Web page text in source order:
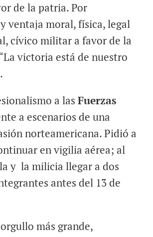
de la patria. Por
ventaja moral, física, legal
cívico militar a favor de la
victoria está de nuestro
a las Fuerzas
a escenarios de una
norteamericana. Pidió a
en vigilia aérea; al
y la milicia llegar a dos
antes del 13 de
más grande,